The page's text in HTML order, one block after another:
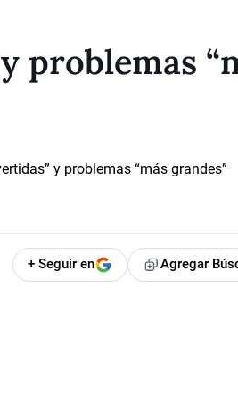
problemas
+ Seguir en Agregar